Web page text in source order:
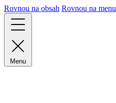
Rovnou na obsah Rovnou na menu
Menu